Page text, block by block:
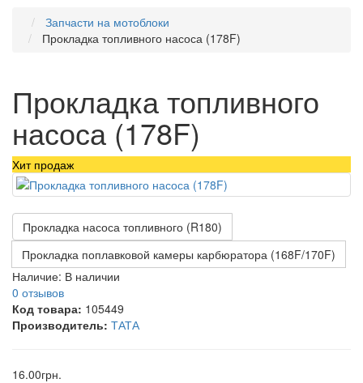
Запчасти на мотоблоки
Прокладка топливного насоса (178F)
Прокладка топливного
насоса (178F)
Хит продаж
Прокладка насоса топливного (R180)
Прокладка поплавковой камеры карбюратора (168F/170F)
Наличие: В наличии
0 отзывов
Код товара: 105449
Производитель: ТАТА
16.00грн.